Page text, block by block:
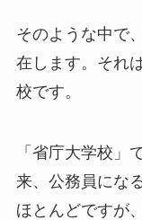
そのような中で
在します。それ
校です。
「省庁大学校」
来、公務員にな
ほとんどですが